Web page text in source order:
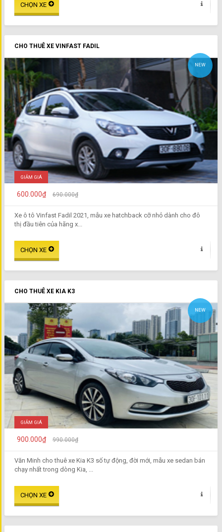
CHO THUÊ XE VINFAST FADIL
NEW
GIẢM GIÁ
600.000₫ 690.000₫
Xe ô tô Vinfast Fadil 2021, mẫu xe hatchback cỡ nhỏ dành cho đô
thị đầu tiên của hãng x...
CHO THUÊ XE KIA K3
NEW
GIẢM GIÁ
900.000₫ 990.000₫
Văn Minh cho thuê xe Kia K3 số tự động, đời mới, mẫu xe sedan bán
chạy nhất trong dòng Kia, ...